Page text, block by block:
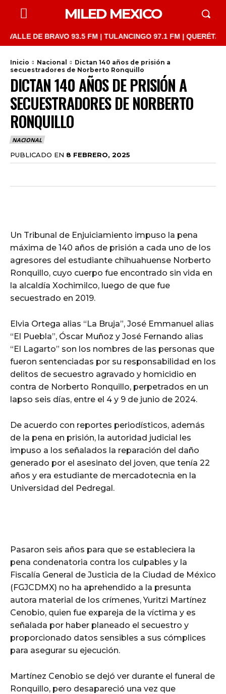
MILED MEXICO
DE BRAVO 93.5 FM | TULANCINGO 97.1 FM |
Inicio Nacional
Dictan 140 años de prisión a
secuestradores de Norberto Ronquillo
DICTAN 140 AÑOS DE PRISIÓN A
SECUESTRADORES DE NORBERTO
RONQUILLO
NACIONAL
PUBLICADO EN 8 FEBRERO, 2025
Un Tribunal de Enjuiciamiento impuso la pena
máxima de 140 años de prisión a cada uno de los
agresores del estudiante chihuahuense Norberto
Ronquillo, cuyo cuerpo fue encontrado sin vida en
la alcaldía Xochimilco, luego de que fue
secuestrado en 2019.
Elvia Ortega alias “La Bruja”, José Emmanuel alias
“El Puebla”, Óscar Muñoz y José Fernando alias
“El Lagarto” son los nombres de las personas que
fueron sentenciadas por su responsabilidad en los
delitos de secuestro agravado y homicidio en
contra de Norberto Ronquillo, perpetrados en un
lapso seis días, entre el 4 y 9 de junio de 2024.
De acuerdo con reportes periodísticos, además
de la pena en prisión, la autoridad judicial les
impuso a los señalados la reparación del daño
generado por el asesinato del joven, que tenía 22
años y era estudiante de mercadotecnia en la
Universidad del Pedregal.
Pasaron seis años para que se estableciera la
pena condenatoria contra los culpables y la
Fiscalía General de Justicia de la Ciudad de México
(FGJCDMX) no ha aprehendido a la presunta
autora material de los crímenes, Yuritzi Martínez
Cenobio, quien fue expareja de la víctima y es
señalada por haber planeado el secuestro y
proporcionado datos sensibles a sus cómplices
para asegurar su ejecución.
Martínez Cenobio se dejó ver durante el funeral de
Ronquillo, pero desapareció una vez que